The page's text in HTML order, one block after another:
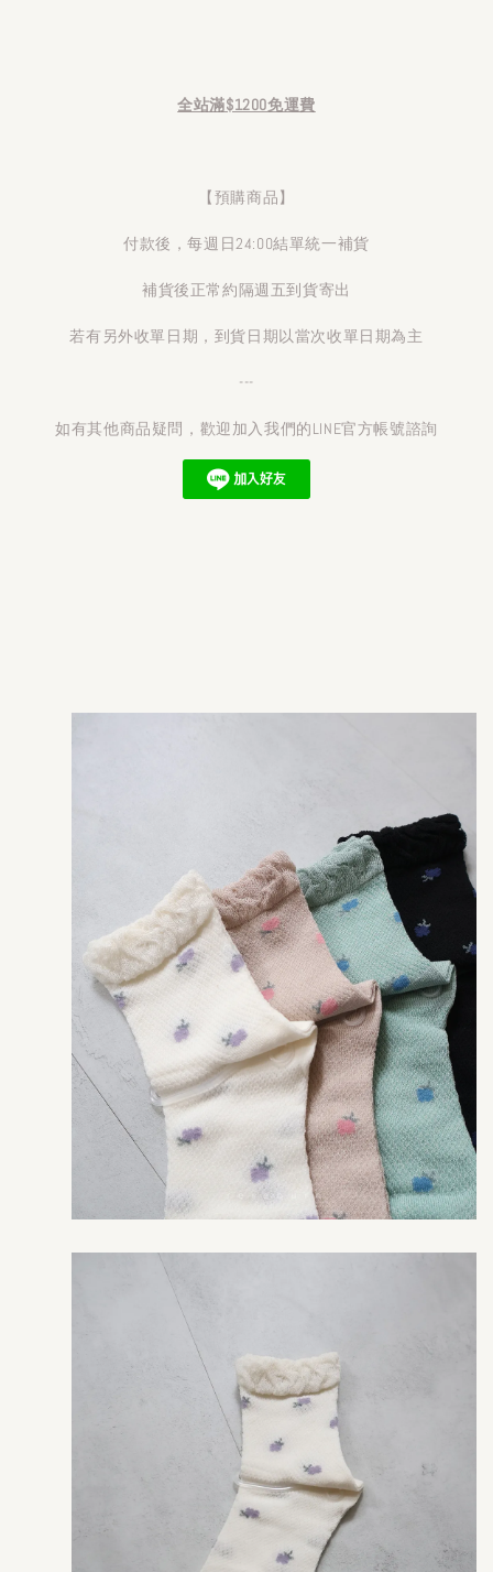
全站滿$1200免運費
【預購商品】
付款後，每週日24:00結單統一補貨
補貨後正常約隔週五到貨寄出
若有另外收單日期，到貨日期以當次收單日期為主
---
如有其他商品疑問，歡迎加入我們的LINE官方帳號諮詢